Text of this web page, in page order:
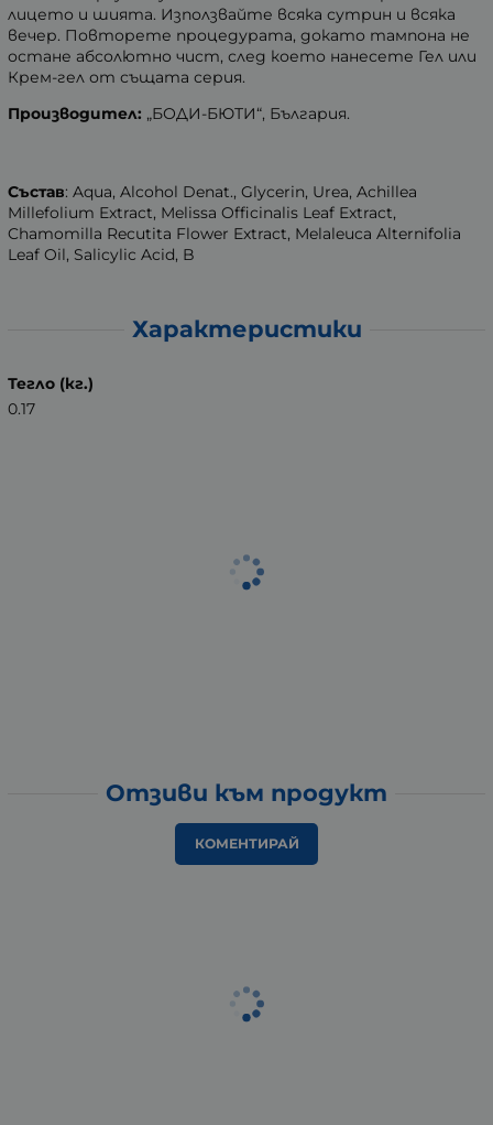
лицето и шията. Използвайте всяка сутрин и всяка
вечер. Повторете процедурата, докато тампона не
остане абсолютно чист, след което нанесете Гел или
Крем-гел от същата серия.
Производител: „БОДИ-БЮТИ“, България.
Състав: Aqua, Alcohol Denat., Glycerin, Urea, Achillea
Millefolium Extract, Melissa Officinalis Leaf Extract,
Chamomilla Recutita Flower Extract, Melaleuca Alternifolia
Leaf Oil, Salicylic Acid, B
Характеристики
Тегло (кг.)
0.17
Отзиви към продукт
КОМЕНТИРАЙ